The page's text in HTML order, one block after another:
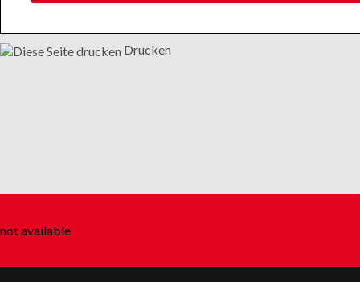
Drucken
not available